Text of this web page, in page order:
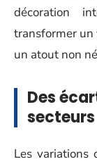
décoration
transformer un
un atout non
Des
secteurs
Les variations